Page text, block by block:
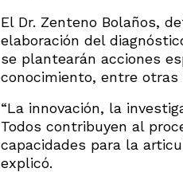
El Dr. Zenteno Bolaños,
elaboración del
se plantearán acciones
conocimiento, entre otras
“La innovación, la
Todos contribuyen al
capacidades para la
explicó.